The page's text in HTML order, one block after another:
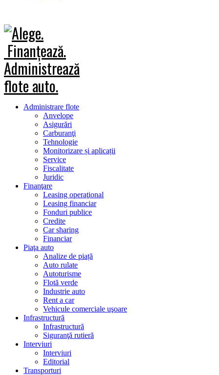
Administrare flote
Anvelope
Asigurări
Carburanţi
Tehnologie
Monitorizare și aplicații
Service
Fiscalitate
Juridic
Finanţare
Leasing operaţional
Leasing financiar
Fonduri publice
Credite
Car sharing
Financiar
Piaţa auto
Analize de piață
Auto rulate
Autoturisme
Flotă verde
Industrie auto
Rent a car
Vehicule comerciale uşoare
Infrastructură
Infrastructură
Siguranţă rutieră
Interviuri
Interviuri
Editorial
Transporturi